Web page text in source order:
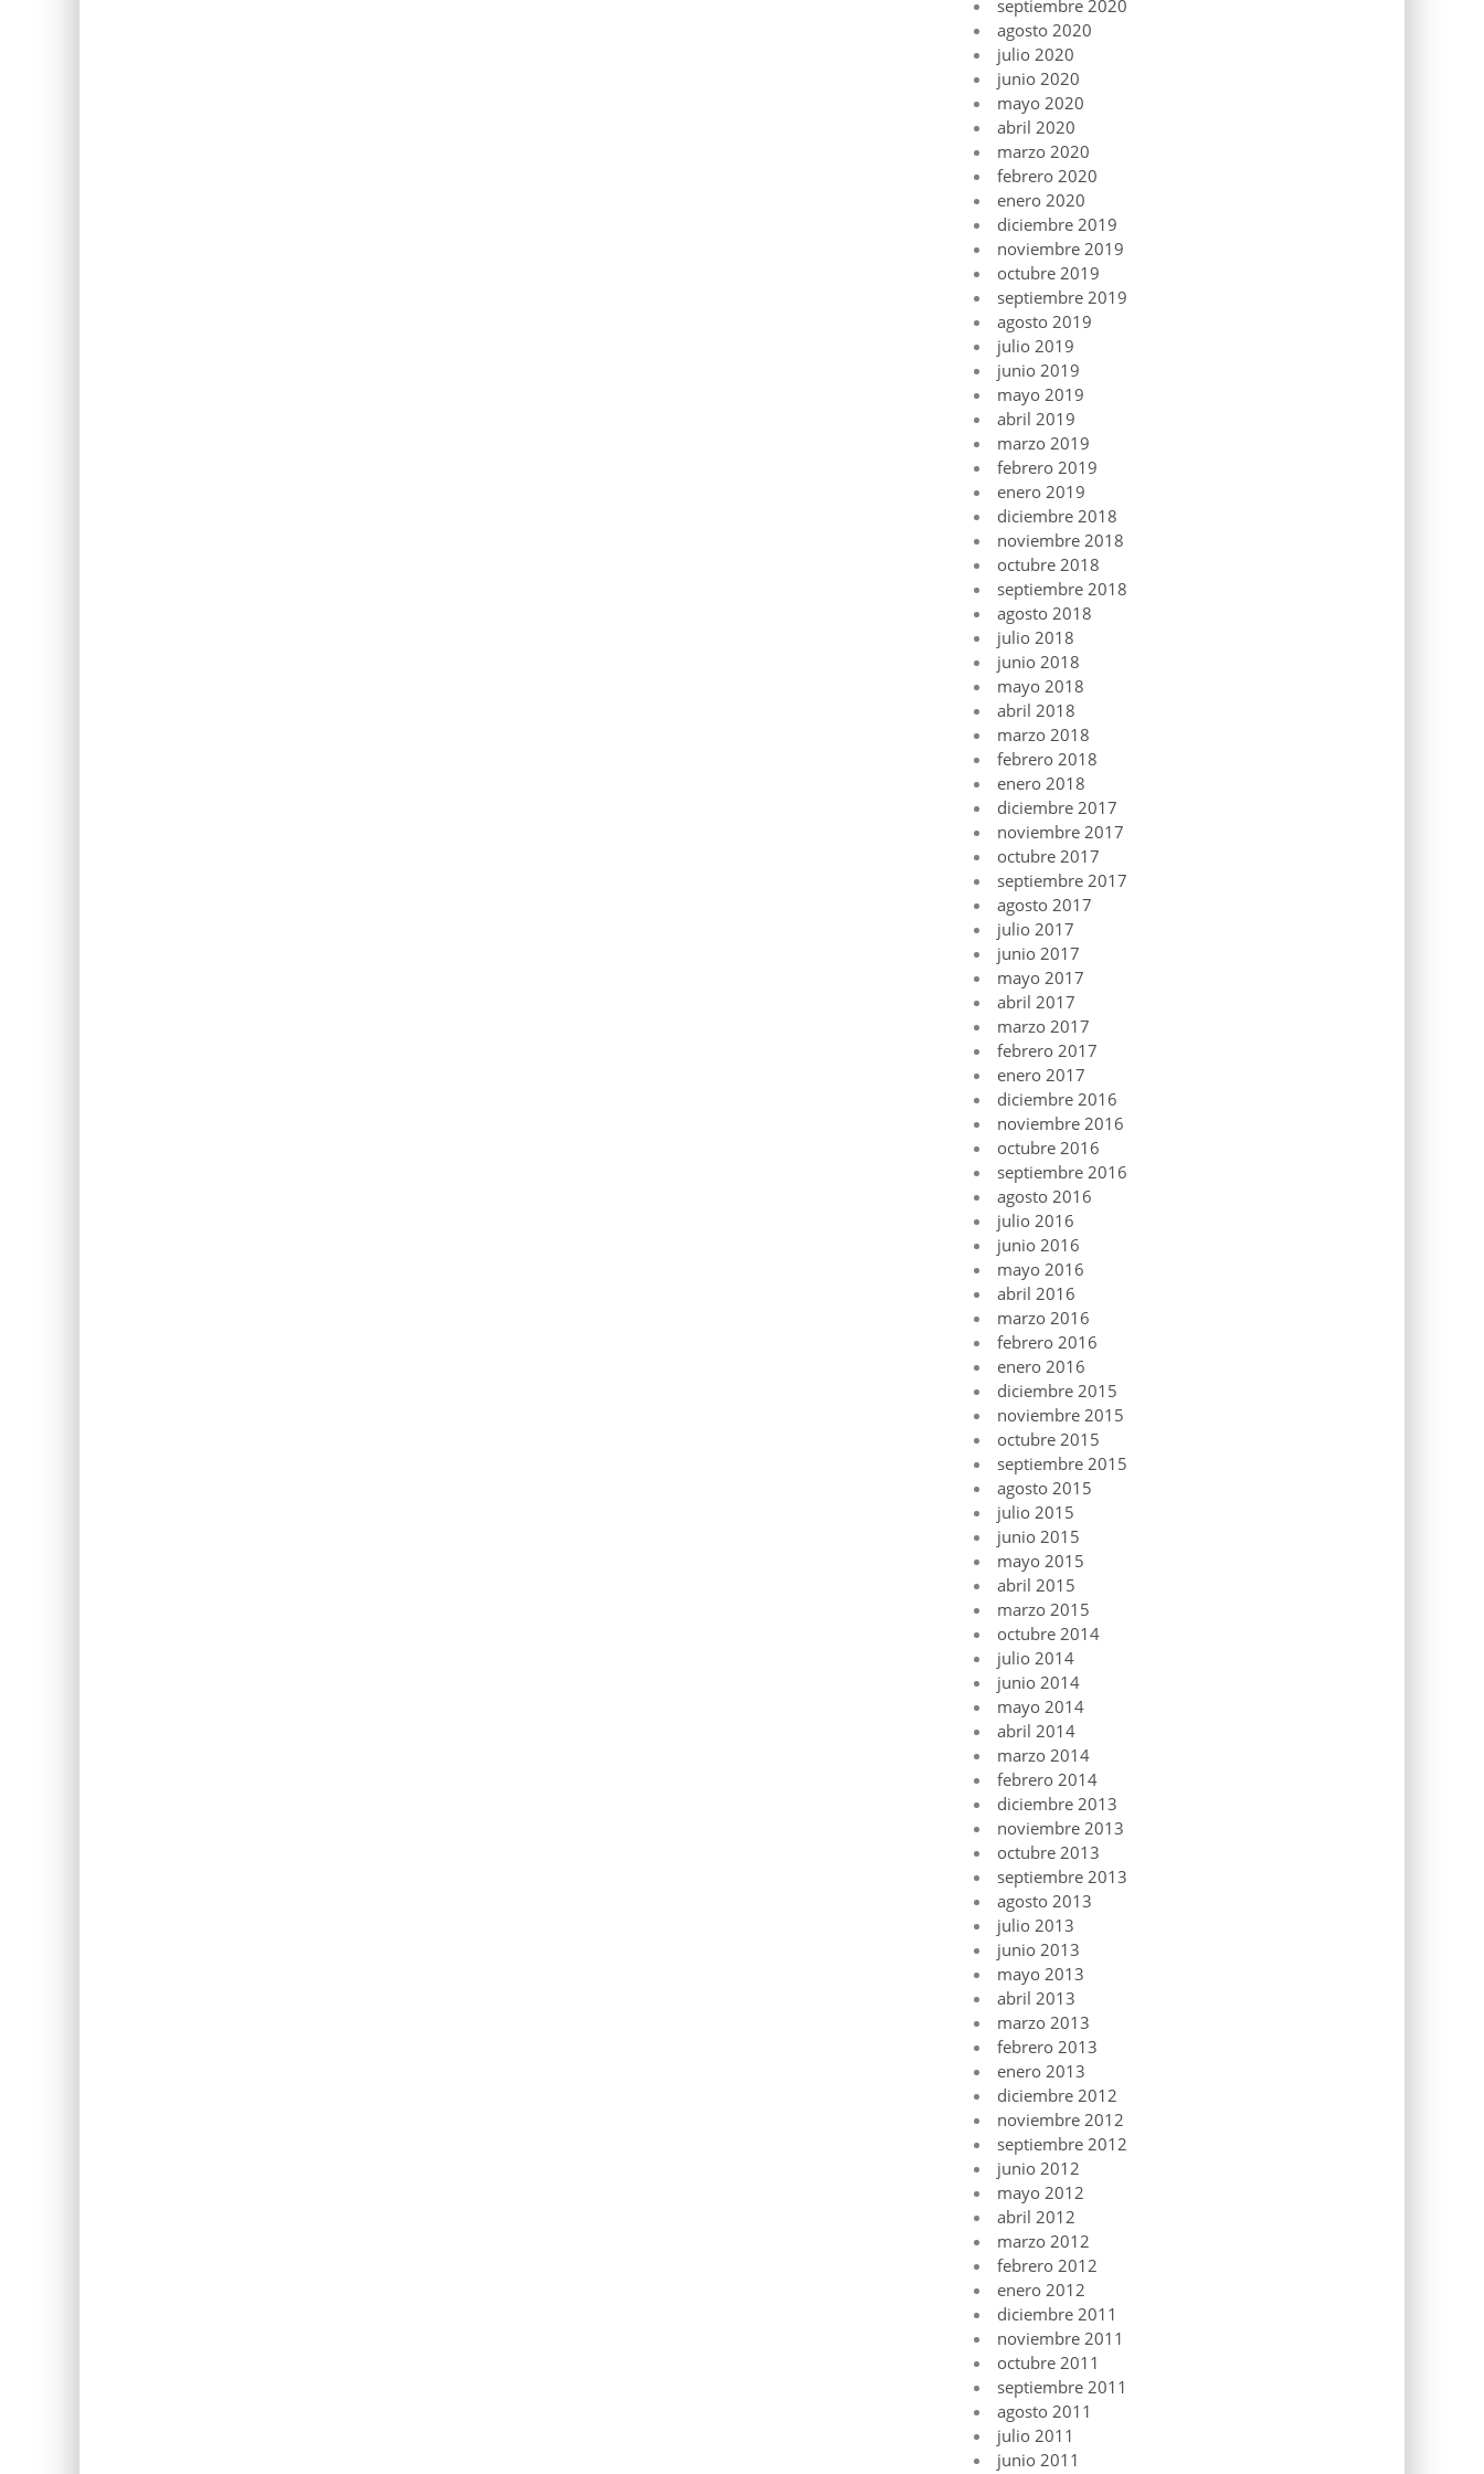
septiembre 2020
agosto 2020
julio 2020
junio 2020
mayo 2020
abril 2020
marzo 2020
febrero 2020
enero 2020
diciembre 2019
noviembre 2019
octubre 2019
septiembre 2019
agosto 2019
julio 2019
junio 2019
mayo 2019
abril 2019
marzo 2019
febrero 2019
enero 2019
diciembre 2018
noviembre 2018
octubre 2018
septiembre 2018
agosto 2018
julio 2018
junio 2018
mayo 2018
abril 2018
marzo 2018
febrero 2018
enero 2018
diciembre 2017
noviembre 2017
octubre 2017
septiembre 2017
agosto 2017
julio 2017
junio 2017
mayo 2017
abril 2017
marzo 2017
febrero 2017
enero 2017
diciembre 2016
noviembre 2016
octubre 2016
septiembre 2016
agosto 2016
julio 2016
junio 2016
mayo 2016
abril 2016
marzo 2016
febrero 2016
enero 2016
diciembre 2015
noviembre 2015
octubre 2015
septiembre 2015
agosto 2015
julio 2015
junio 2015
mayo 2015
abril 2015
marzo 2015
octubre 2014
julio 2014
junio 2014
mayo 2014
abril 2014
marzo 2014
febrero 2014
diciembre 2013
noviembre 2013
octubre 2013
septiembre 2013
agosto 2013
julio 2013
junio 2013
mayo 2013
abril 2013
marzo 2013
febrero 2013
enero 2013
diciembre 2012
noviembre 2012
septiembre 2012
junio 2012
mayo 2012
abril 2012
marzo 2012
febrero 2012
enero 2012
diciembre 2011
noviembre 2011
octubre 2011
septiembre 2011
agosto 2011
julio 2011
junio 2011